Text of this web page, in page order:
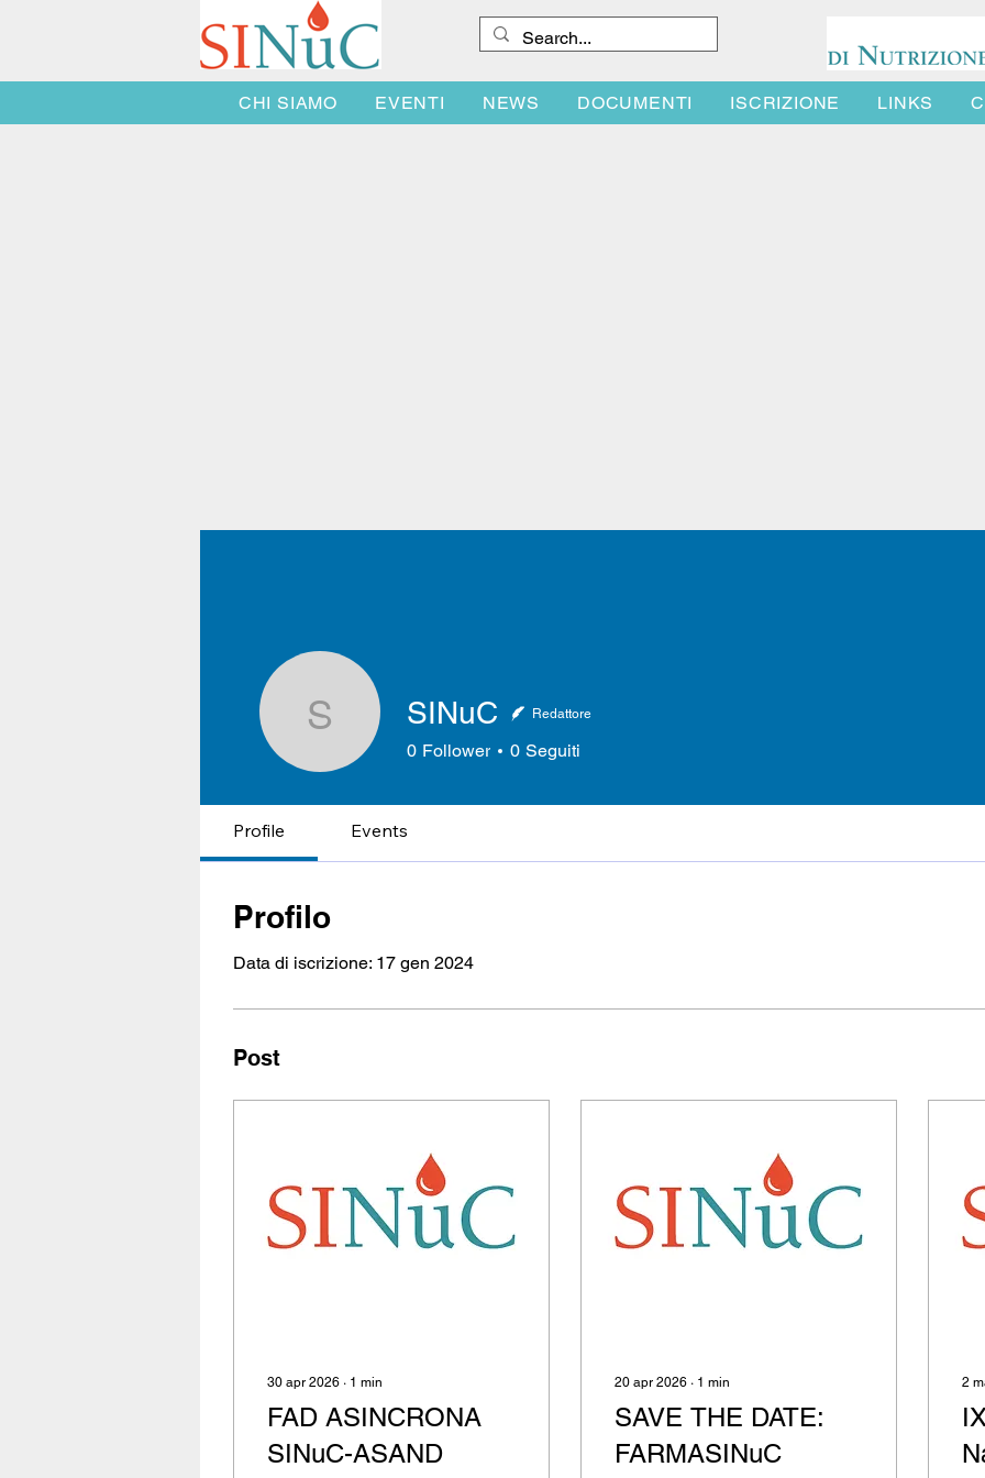
CHI SIAMO EVENTI NEWS DOCUMENTI ISCRIZIONE LINKS
SINuCSINuC Redattore
0 Follower 0 Seguiti
Profile Events
Profilo
Data di iscrizione: 17 gen 2024
Post
30 apr 2026 ∙ 1 min
FAD ASINCRONA
SINuC-ASAND
20 apr 2026 ∙ 1 min
SAVE THE DATE:
FARMASINuC
2